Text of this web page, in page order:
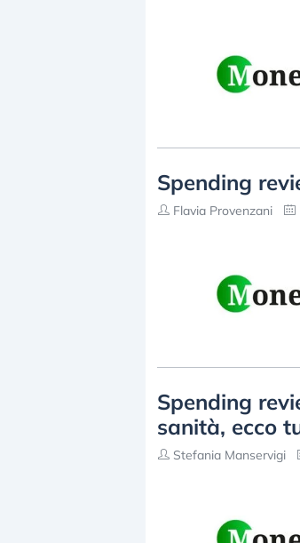
Spending
Flavia Provenzani
Spending
sanità, ecco
Stefania Manservigi